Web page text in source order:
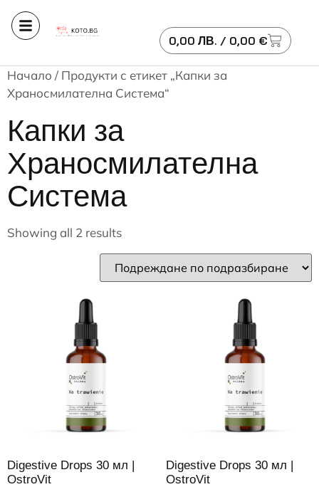
0,00 ЛВ. / 0,00 €
Начало / Продукти с етикет „Капки за
Храносмилателна Система“
Капки за
Храносмилателна
Система
Showing all 2 results
Digestive Drops 30 мл |
OstroVit
Digestive Drops 30 мл |
OstroVit